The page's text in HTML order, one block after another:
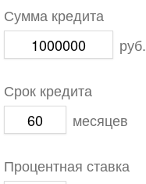
Сумма кредита
руб.
Срок кредита
месяцев
Процентная ставка